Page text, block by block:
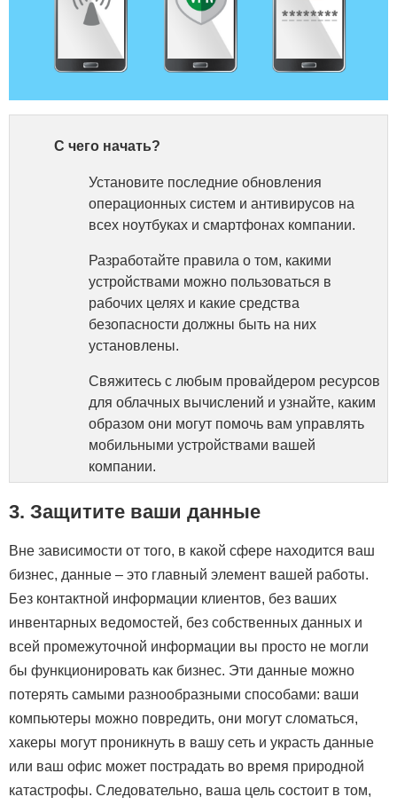
С чего начать?
Установите последние обновления
операционных систем и антивирусов на
всех ноутбуках и смартфонах компании.
Разработайте правила о том, какими
устройствами можно пользоваться в
рабочих целях и какие средства
безопасности должны быть на них
установлены.
Свяжитесь с любым провайдером ресурсов
для облачных вычислений и узнайте, каким
образом они могут помочь вам управлять
мобильными устройствами вашей
компании.
3. Защитите ваши данные
Вне зависимости от того, в какой сфере находится ваш
бизнес, данные – это главный элемент вашей работы.
Без контактной информации клиентов, без ваших
инвентарных ведомостей, без собственных данных и
всей промежуточной информации вы просто не могли
бы функционировать как бизнес. Эти данные можно
потерять самыми разнообразными способами: ваши
компьютеры можно повредить, они могут сломаться,
хакеры могут проникнуть в вашу сеть и украсть данные
или ваш офис может пострадать во время природной
катастрофы. Следовательно, ваша цель состоит в том,